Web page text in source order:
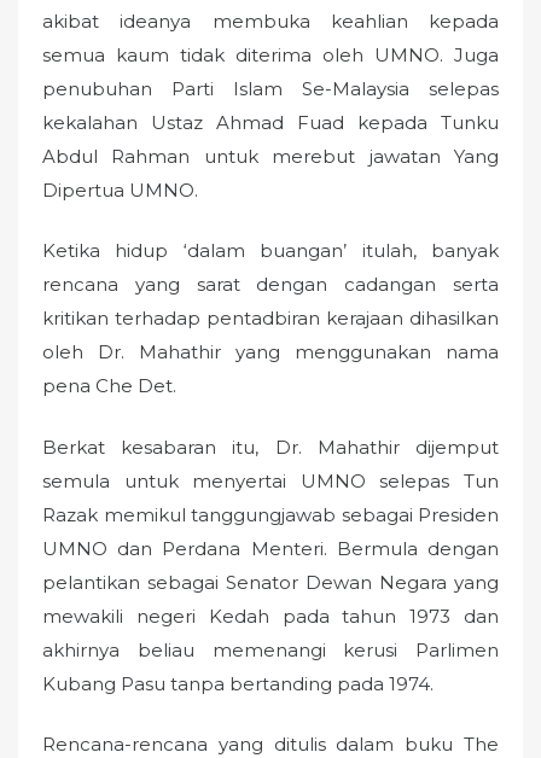
akibat ideanya membuka keahlian kepada
semua kaum tidak diterima oleh UMNO. Juga
penubuhan Parti Islam Se-Malaysia selepas
kekalahan Ustaz Ahmad Fuad kepada Tunku
Abdul Rahman untuk merebut jawatan Yang
Dipertua UMNO.
Ketika hidup ‘dalam buangan’ itulah, banyak
rencana yang sarat dengan cadangan serta
kritikan terhadap pentadbiran kerajaan dihasilkan
oleh Dr. Mahathir yang menggunakan nama
pena Che Det.
Berkat kesabaran itu, Dr. Mahathir dijemput
semula untuk menyertai UMNO selepas Tun
Razak memikul tanggungjawab sebagai Presiden
UMNO dan Perdana Menteri. Bermula dengan
pelantikan sebagai Senator Dewan Negara yang
mewakili negeri Kedah pada tahun 1973 dan
akhirnya beliau memenangi kerusi Parlimen
Kubang Pasu tanpa bertanding pada 1974.
Rencana-rencana yang ditulis dalam buku The